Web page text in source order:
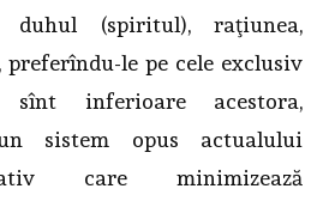
duhul (spiritul), raţiunea,
preferîndu-le pe cele exclusiv
sînt inferioare acestora,
sistem opus actualului
care minimizează